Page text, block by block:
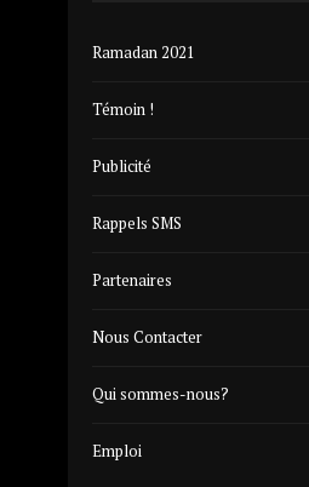
Ramadan 2021
Témoin !
Publicité
Rappels SMS
Partenaires
Nous Contacter
Qui sommes-nous?
Emploi